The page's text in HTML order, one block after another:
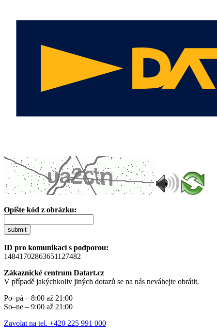
Opište kód z obrázku:
submit
ID pro komunikaci s podporou:
14841702863651127482
Zákaznické centrum Datart.cz
V případě jakýchkoliv jiných dotazů se na nás neváhejte obrátit.
Po–pá – 8:00 až 21:00
So–ne – 9:00 až 21:00
Zavolat na tel. +420 225 991 000